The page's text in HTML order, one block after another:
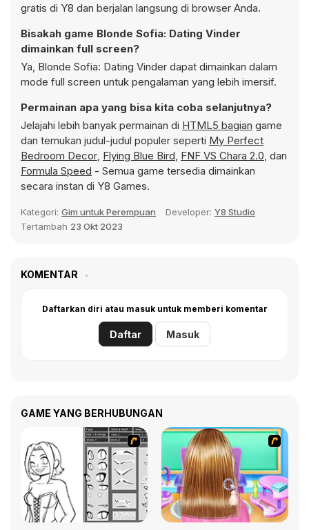
gratis di Y8 dan berjalan langsung di browser Anda.
Bisakah game Blonde Sofia: Dating Vinder
dimainkan full screen?
Ya, Blonde Sofia: Dating Vinder dapat dimainkan dalam
mode full screen untuk pengalaman yang lebih imersif.
Permainan apa yang bisa kita coba selanjutnya?
Jelajahi lebih banyak permainan di HTML5 bagian game
dan temukan judul-judul populer seperti My Perfect
Bedroom Decor, Flying Blue Bird, FNF VS Chara 2.0, dan
Formula Speed - Semua game tersedia dimainkan
secara instan di Y8 Games.
Kategori: Gim untuk Perempuan Developer: Y8 Studio
Tertambah 23 Okt 2023
KOMENTAR
Daftarkan diri atau masuk untuk memberi komentar
Daftar Masuk
GAME YANG BERHUBUNGAN